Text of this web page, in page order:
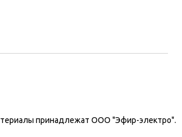
принадлежат ООО "Эфир-электро".